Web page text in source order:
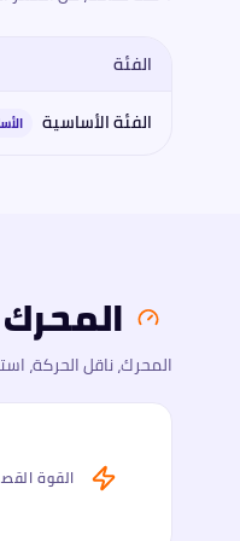
الفئة
الفئة الأساسية
المحرك
المحرك، ناقل الحركة،
القوة